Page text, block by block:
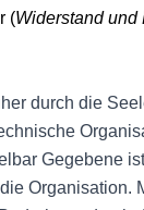
(Widerstand und
durch die
Gegebene
Organisation.